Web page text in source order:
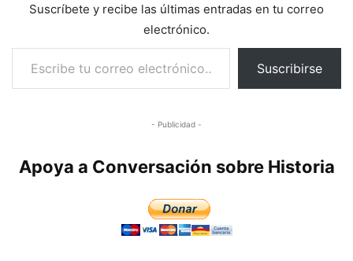
Suscríbete y recibe las últimas entradas en tu correo
electrónico.
Escribe tu correo electrónico…
Suscribirse
- Publicidad -
Apoya a Conversación sobre Historia